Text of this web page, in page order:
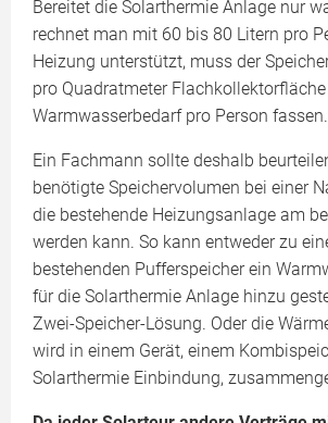
Bereitet die Solarthermie Anlage nur
rechnet man mit 60 bis 80 Litern pro
Heizung unterstützt, muss der
pro Quadratmeter
Warmwasserbedarf pro Person fassen.
Ein Fachmann sollte deshalb
benötigte Speichervolumen bei einer
die bestehende Heizungsanlage am
werden kann. So kann entweder zu
bestehenden Pufferspeicher ein
für die Solarthermie Anlage hinzu
Zwei-Speicher-Lösung. Oder die
wird in einem Gerät, einem
Solarthermie Einbindung,